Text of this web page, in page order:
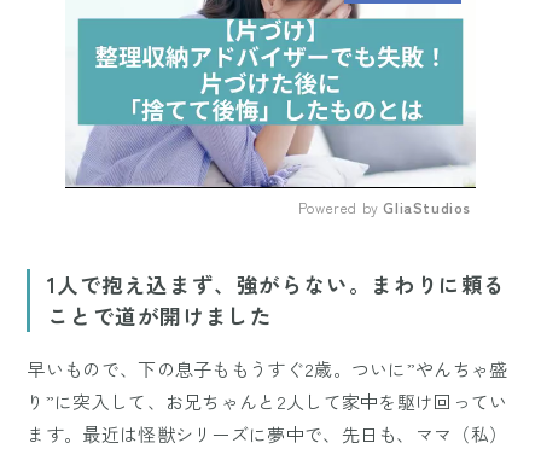
Powered by GliaStudios
1人で抱え込まず、強がらない。まわりに頼る
ことで道が開けました
早いもので、下の息子ももうすぐ2歳。ついに”やんちゃ盛
り”に突入して、お兄ちゃんと2人して家中を駆け回ってい
ます。最近は怪獣シリーズに夢中で、先日も、ママ（私）